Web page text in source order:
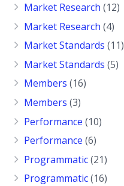
Market Research (12)
Market Research (4)
Market Standards (11)
Market Standards (5)
Members (16)
Members (3)
Performance (10)
Performance (6)
Programmatic(21)
Programmatic(16)